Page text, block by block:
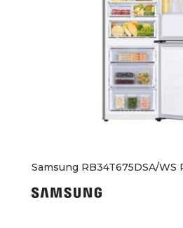
Samsung RB34T675DSA/